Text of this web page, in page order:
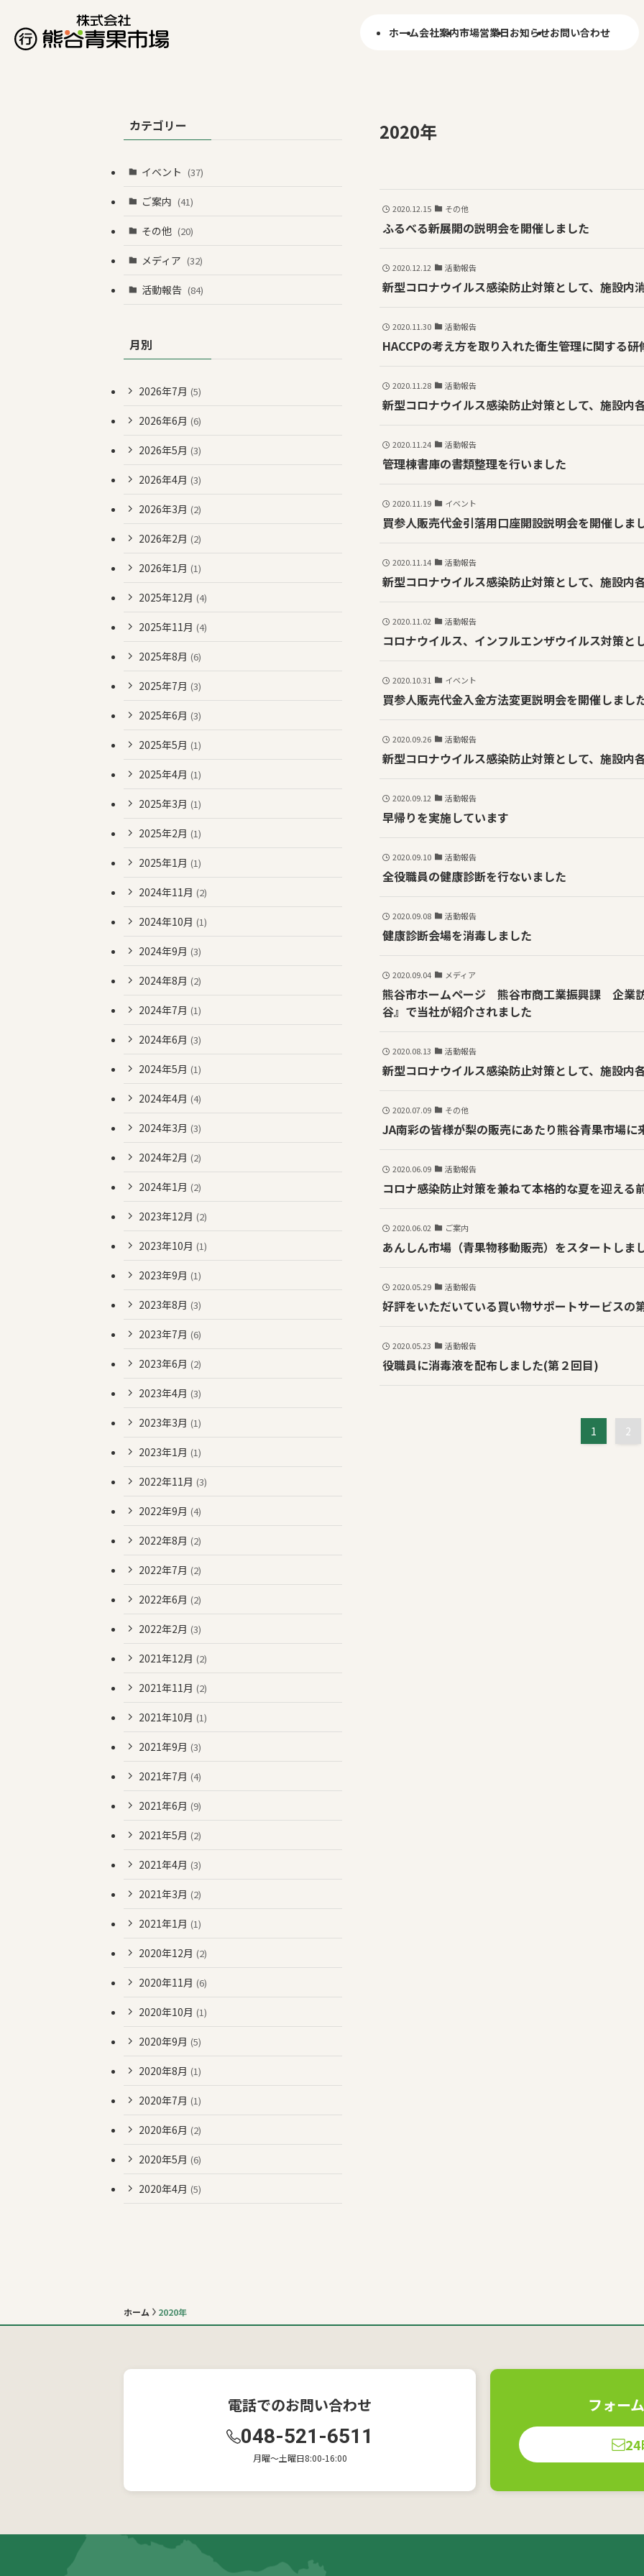
ホーム会社案内市場営業日お知らせお問い合わせ
2020年
2020.12.15 その他
ふるべる新展開の説明会を開催しました
2020.12.12 活動報告
新型コロナウイルス感染防止対策として、施設内
2020.11.30 活動報告
HACCPの考え方を取り入れた衛生管理に関する
2020.11.28 活動報告
新型コロナウイルス感染防止対策として、施設内
2020.11.24 活動報告
管理棟書庫の書類整理を行いました
2020.11.19 イベント
買参人販売代金引落用口座開設説明会を開催しま
2020.11.14 活動報告
新型コロナウイルス感染防止対策として、施設内
2020.11.02 活動報告
コロナウイルス、インフルエンザウイルス対策と
2020.10.31 イベント
買参人販売代金入金方法変更説明会を開催しまし
2020.09.26 活動報告
新型コロナウイルス感染防止対策として、施設内
2020.09.12 活動報告
早帰りを実施しています
2020.09.10 活動報告
全役職員の健康診断を行ないました
2020.09.08 活動報告
健康診断会場を消毒しました
2020.09.04 メディア
熊谷市ホームページ 熊谷市商工業振興課 企業
谷』で当社が紹介されました
2020.08.13 活動報告
新型コロナウイルス感染防止対策として、施設内
2020.07.09 その他
JA南彩の皆様が梨の販売にあたり熊谷青果市場に
2020.06.09 活動報告
コロナ感染防止対策を兼ねて本格的な夏を迎える
2020.06.02 ご案内
あんしん市場（青果物移動販売）をスタートしま
2020.05.29 活動報告
好評をいただいている買い物サポートサービスの
2020.05.23 活動報告
役職員に消毒液を配布しました(第２回目)
1 2
カテゴリー
イベント (37)
ご案内 (41)
その他 (20)
メディア (32)
活動報告 (84)
月別
2026年7月 (5)
2026年6月 (6)
2026年5月 (3)
2026年4月 (3)
2026年3月 (2)
2026年2月 (2)
2026年1月 (1)
2025年12月 (4)
2025年11月 (4)
2025年8月 (6)
2025年7月 (3)
2025年6月 (3)
2025年5月 (1)
2025年4月 (1)
2025年3月 (1)
2025年2月 (1)
2025年1月 (1)
2024年11月 (2)
2024年10月 (1)
2024年9月 (3)
2024年8月 (2)
2024年7月 (1)
2024年6月 (3)
2024年5月 (1)
2024年4月 (4)
2024年3月 (3)
2024年2月 (2)
2024年1月 (2)
2023年12月 (2)
2023年10月 (1)
2023年9月 (1)
2023年8月 (3)
2023年7月 (6)
2023年6月 (2)
2023年4月 (3)
2023年3月 (1)
2023年1月 (1)
2022年11月 (3)
2022年9月 (4)
2022年8月 (2)
2022年7月 (2)
2022年6月 (2)
2022年2月 (3)
2021年12月 (2)
2021年11月 (2)
2021年10月 (1)
2021年9月 (3)
2021年7月 (4)
2021年6月 (9)
2021年5月 (2)
2021年4月 (3)
2021年3月 (2)
2021年1月 (1)
2020年12月 (2)
2020年11月 (6)
2020年10月 (1)
2020年9月 (5)
2020年8月 (1)
2020年7月 (1)
2020年6月 (2)
2020年5月 (6)
2020年4月 (5)
ホーム 2020年
電話でのお問い合わせ
048-521-6511
月曜〜土曜日8:00-16:00
フォー
24